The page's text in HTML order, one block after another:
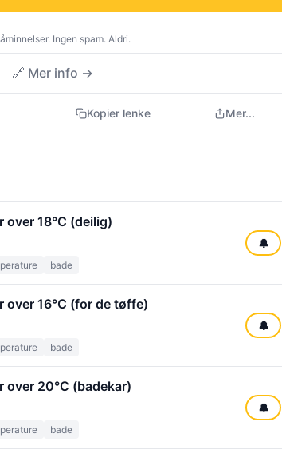
Ingen spam. Aldri.
🔗 Mer info →
Kopier lenke Mer...
18°C (deilig)
bade
🔔
16°C (for de tøffe)
bade
🔔
20°C (badekar)
bade
🔔